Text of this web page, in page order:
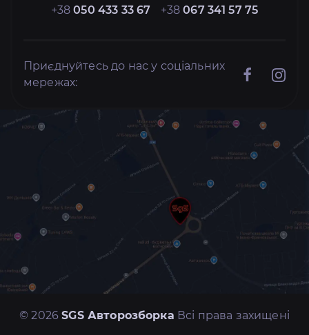
+38050 433 33 67 +38067 341 57 75
Приєднуйтесь до нас у соціальних
мережах:
© 2026SGS Авторозборка Всі права захищені